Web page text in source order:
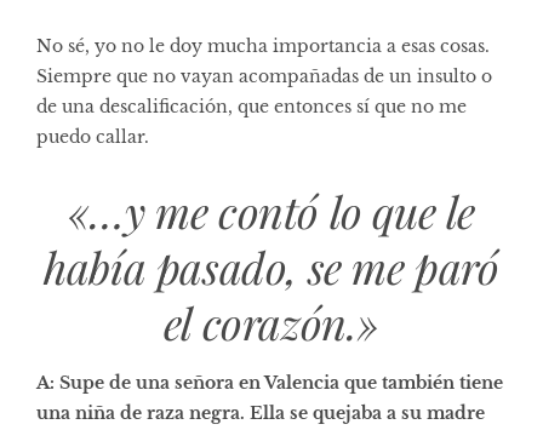
No sé, yo no le doy mucha importancia a esas cosas.
Siempre que no vayan acompañadas de un insulto o
de una descalificación, que entonces sí que no me
puedo callar.
«…y me contó lo que le
había pasado, se me paró
el corazón.»
A: Supe de una señora en Valencia que también tiene
una niña de raza negra. Ella se quejaba a su madre